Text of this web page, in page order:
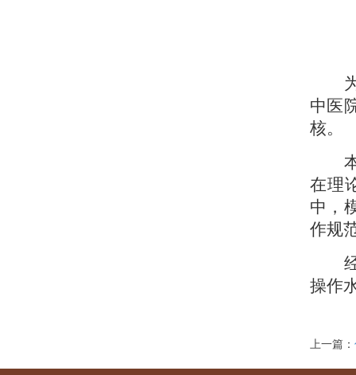
中医
核。
在理
中，
作规
操作
上一篇：